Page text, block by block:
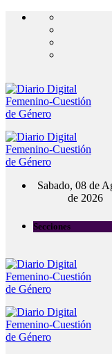
Sabado, 08 de
de 2026
Secciones